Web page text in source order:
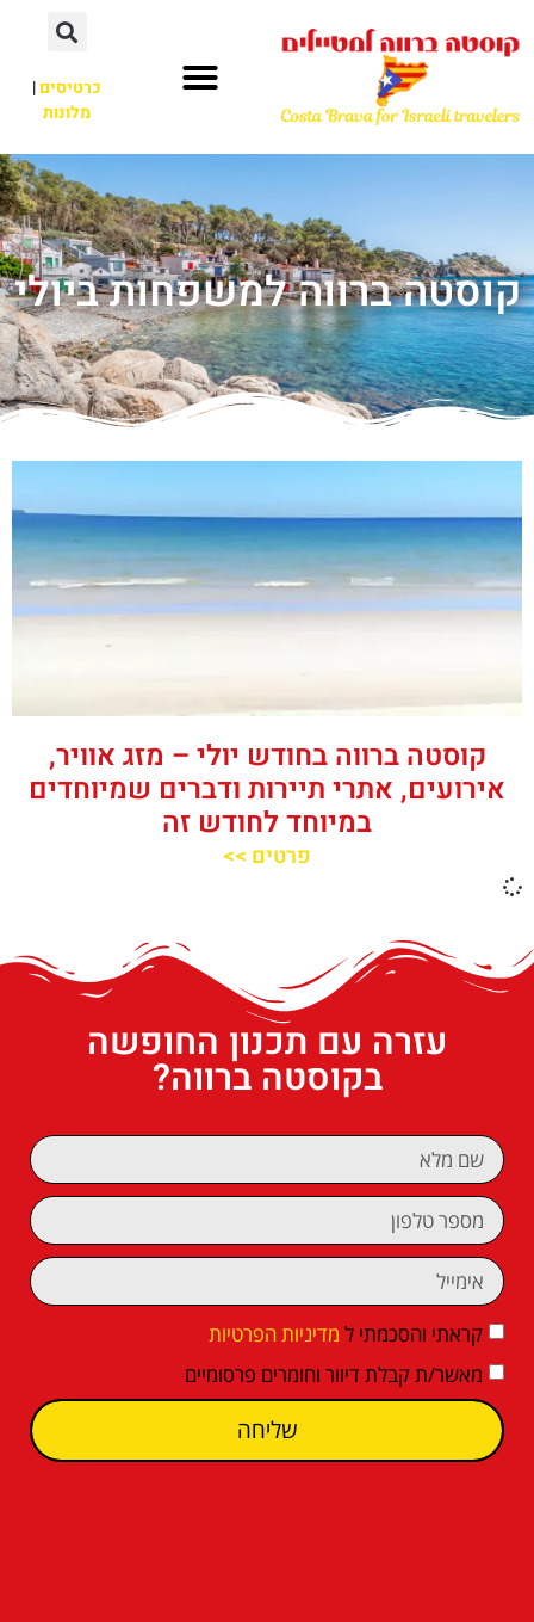
כרטיסים|
מלונות
קוסטה ברווה למשפחות ביולי
קוסטה ברווה בחודש יולי – מזג אוויר,
אירועים, אתרי תיירות ודברים שמיוחדים
במיוחד לחודש זה
פרטים >>
עזרה עם תכנון החופשה
בקוסטה ברווה?
קראתי והסכמתי ל מדיניות הפרטיות
מאשר/ת קבלת דיוור וחומרים פרסומיים
שליחה